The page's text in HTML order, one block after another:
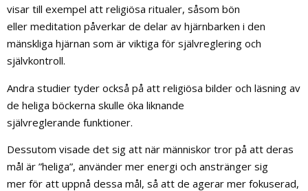
visar till exempel att religiösa ritualer, såsom bön
eller meditation påverkar de delar av hjärnbarken i den
mänskliga hjärnan som är viktiga för självreglering och
självkontroll.
Andra studier tyder också på att religiösa bilder och läsning av
de heliga böckerna skulle öka liknande
självreglerande funktioner.
Dessutom visade det sig att när människor tror på att deras
mål är ”heliga”, använder mer energi och anstränger sig
mer för att uppnå dessa mål, så att de agerar mer fokuserad,